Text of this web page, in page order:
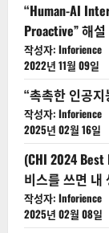
“Human-AI
Proactive” 해설
작성자: Inforience
2022년 11월 09일
“촉촉한 인공
작성자: Inforience
2025년 02월 16일
(CHI 2024
비스를 쓰면 내
작성자: Inforience
2025년 02월 08일